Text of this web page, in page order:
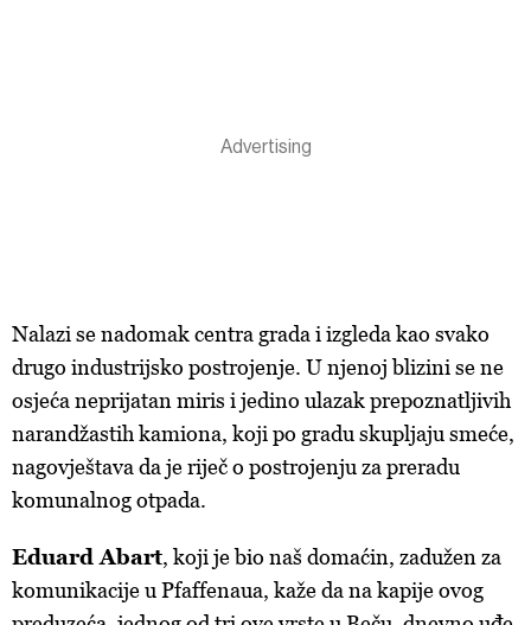
Nalazi se nadomak centra grada i izgleda kao svako
drugo industrijsko postrojenje. U njenoj blizini se ne
osjeća neprijatan miris i jedino ulazak prepoznatljivih
narandžastih kamiona, koji po gradu skupljaju smeće,
nagovještava da je riječ o postrojenju za preradu
komunalnog otpada.
Eduard Abart, koji je bio naš domaćin, zadužen za
komunikacije u Pfaffenaua, kaže da na kapije ovog